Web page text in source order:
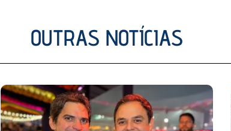
OUTRAS NOTÍCIAS